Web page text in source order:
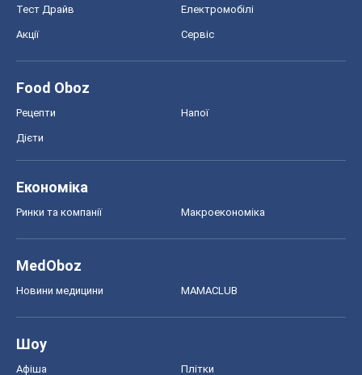
Тест Драйв Електромобілі
Акції Сервіс
Food Oboz
Рецепти Напої
Дієти
Економіка
Ринки та компанії Макроекономіка
MedOboz
Новини медицини MAMACLUB
Шоу
Афіша Плітки